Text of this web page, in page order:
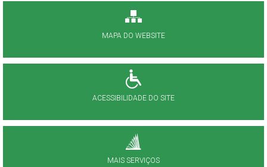
MAPA DO WEBSITE
ACESSIBILIDADE DO SITE
MAIS SERVIÇOS